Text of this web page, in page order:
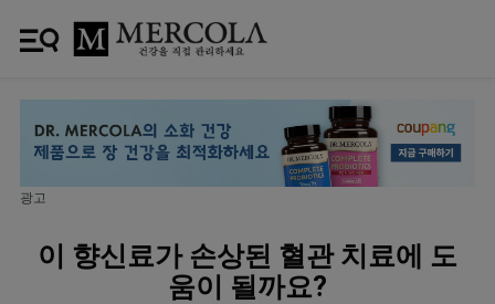
광고
이 향신료가 손상된 혈관 치료에 도
움이 될까요?